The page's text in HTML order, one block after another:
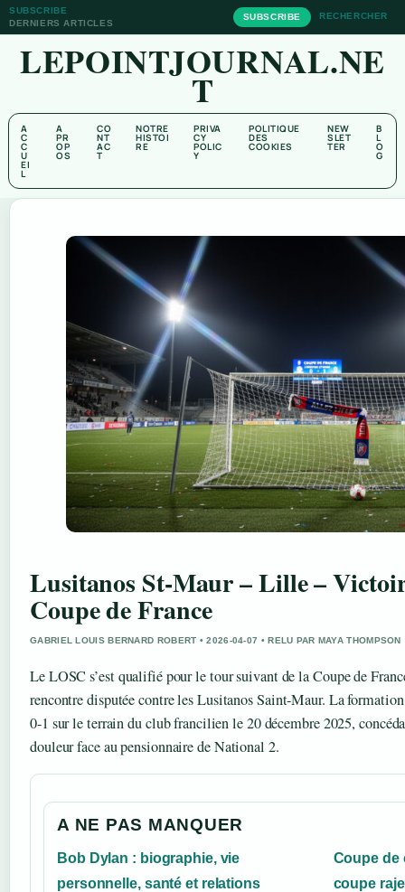
SUBSCRIBE
DERNIERS ARTICLES
SUBSCRIBE RECHERCHER
LEPOINTJOURNAL.NE
T
A
C
C
U
EI
L
A
PR
OP
OS
CO
NT
AC
T
NOTRE
HISTOI
RE
PRIVA
CY
POLIC
Y
POLITIQUE
DES
COOKIES
NEW
SLET
TER
B
L
O
G
Lusitanos St-Maur – Lille –
Coupe de France
GABRIEL LOUIS BERNARD ROBERT • 2026-04-07 • RELU PAR MAYA THOMPSON
Le LOSC s’est qualifié pour le tour suivant de la Coupe de
rencontre disputée contre les Lusitanos Saint-Maur. La
0-1 sur le terrain du club francilien le 20 décembre 2025,
douleur face au pensionnaire de National 2.
A NE PAS MANQUER
Bob Dylan : biographie, vie
personnelle, santé et relations
Coupe de
coupe